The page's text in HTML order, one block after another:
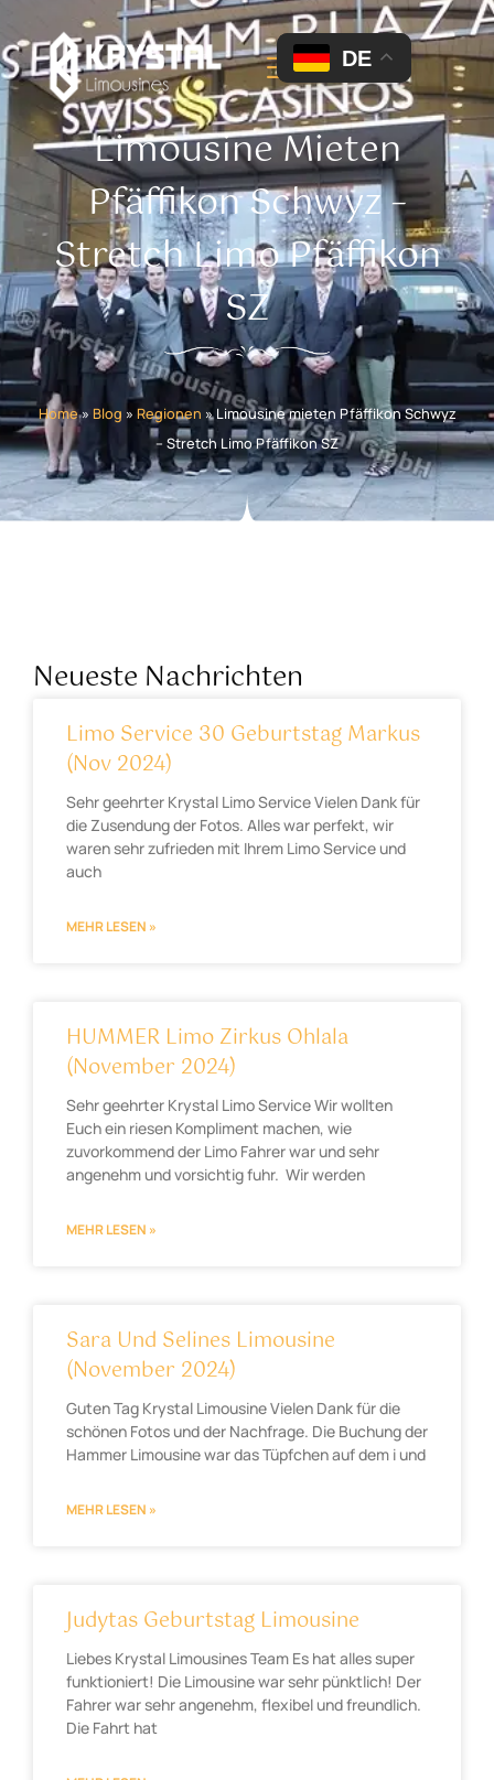
Limousine Mieten
Pfäffikon Schwyz –
Stretch Limo Pfäffikon
SZ
Home» Blog » Regionen »Limousine mieten Pfäffikon Schwyz
– Stretch Limo Pfäffikon SZ
Neueste Nachrichten
Limo Service 30 Geburtstag Markus
(Nov 2024)
Sehr geehrter Krystal Limo Service Vielen Dank für
die Zusendung der Fotos. Alles war perfekt, wir
waren sehr zufrieden mit Ihrem Limo Service und
auch
MEHR LESEN »
HUMMER Limo Zirkus Ohlala
(November 2024)
Sehr geehrter Krystal Limo Service Wir wollten
Euch ein riesen Kompliment machen, wie
zuvorkommend der Limo Fahrer war und sehr
angenehm und vorsichtig fuhr. Wir werden
MEHR LESEN »
Sara Und Selines Limousine
(November 2024)
Guten Tag Krystal Limousine Vielen Dank für die
schönen Fotos und der Nachfrage. Die Buchung der
Hammer Limousine war das Tüpfchen auf dem i und
MEHR LESEN »
Judytas Geburtstag Limousine
Liebes Krystal Limousines Team Es hat alles super
funktioniert! Die Limousine war sehr pünktlich! Der
Fahrer war sehr angenehm, flexibel und freundlich.
Die Fahrt hat
DE